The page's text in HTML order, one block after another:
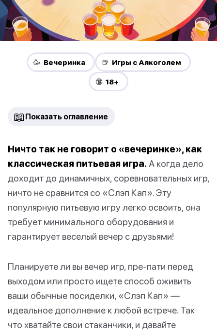
🥳 Вечеринка 🍺 Игры с Алкоголем
🔞 18+
📖 Показать оглавление
Ничто так не говорит о «вечеринке», как
классическая питьевая игра. А когда дело
доходит до динамичных, соревновательных игр,
ничто не сравнится со «Слэп Кап». Эту
популярную питьевую игру легко освоить, она
требует минимального оборудования и
гарантирует веселый вечер с друзьями!
Планируете ли вы вечер игр, пре-пати перед
выходом или просто ищете способ оживить
ваши обычные посиделки, «Слэп Кап» —
идеальное дополнение к любой встрече. Так
что хватайте свои стаканчики, и давайте